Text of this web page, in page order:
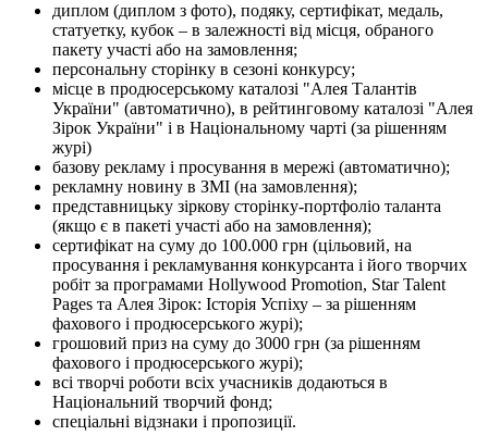
диплом (диплом з фото), подяку, сертифікат, медаль,
статуетку, кубок – в залежності від місця, обраного
пакету участі або на замовлення;
персональну сторінку в сезоні конкурсу;
місце в продюсерському каталозі "Алея Талантів
України" (автоматично), в рейтинговому каталозі "Алея
Зірок України" і в Національному чарті (за рішенням
журі)
базову рекламу і просування в мережі (автоматично);
рекламну новину в ЗМІ (на замовлення);
представницьку зіркову сторінку-портфоліо таланта
(якщо є в пакеті участі або на замовлення);
сертифікат на суму до 100.000 грн (цільовий, на
просування і рекламування конкурсанта і його творчих
робіт за програмами Hollywood Promotion, Star Talent
Pages та Алея Зірок: Історія Успіху – за рішенням
фахового і продюсерського журі);
грошовий приз на суму до 3000 грн (за рішенням
фахового і продюсерського журі);
всі творчі роботи всіх учасників додаються в
Національний творчий фонд;
спеціальні відзнаки і пропозиції.